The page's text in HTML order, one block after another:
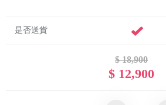
是否送貨
$ 18,900
$ 12,900